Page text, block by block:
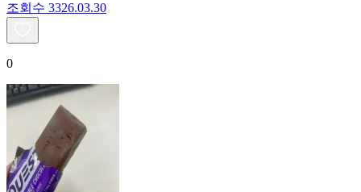
조회수 3326.03.30
0